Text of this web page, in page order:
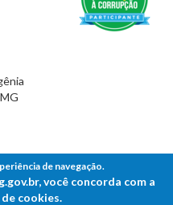
de navegação.
você concorda com a
cookies.